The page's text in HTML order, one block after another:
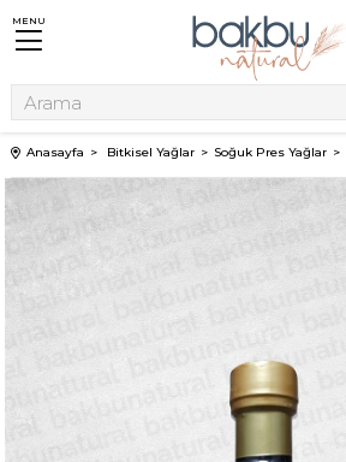
MENU
Anasayfa Bitkisel Yağlar Soğuk Pres Yağlar